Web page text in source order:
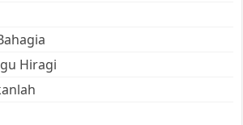
Hiragi